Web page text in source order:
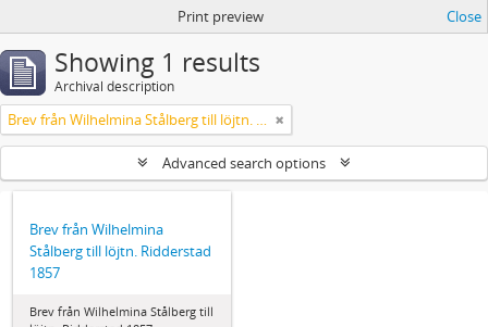
Print preview Close
Showing 1 results
Archival description
Brev från Wilhelmina Stålberg till löjtn. Ridderstad 1857
Advanced search options
Brev från Wilhelmina
Stålberg till löjtn. Ridderstad
1857
Brev från Wilhelmina Stålberg till